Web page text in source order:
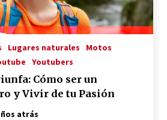
Lugares naturales
Motos
Youtubers
Cómo ser un
y Vivir de tu Pasión
atrás